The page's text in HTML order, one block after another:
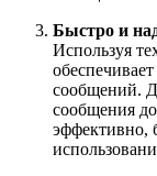
Быстро и
Используя
сообщений.
сообщения
эффективно,